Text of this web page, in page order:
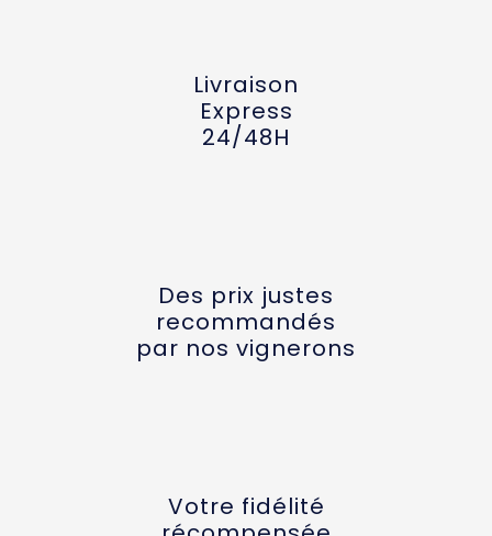
Livraison
Express
24/48H
Des prix justes
recommandés
par nos vignerons
Votre fidélité